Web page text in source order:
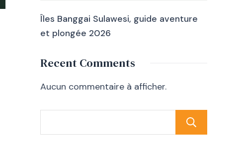
Îles Banggai Sulawesi, guide aventure
et plongée 2026
Recent Comments
Aucun commentaire à afficher.